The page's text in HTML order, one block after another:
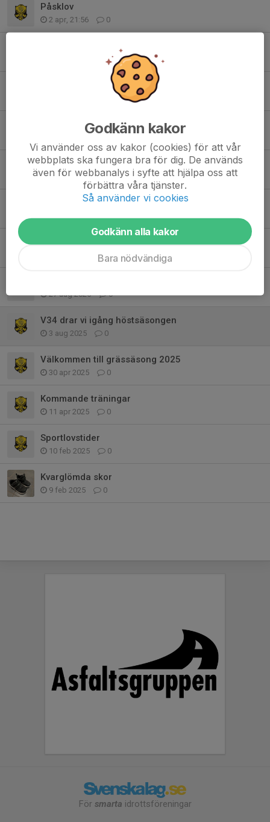
Påsklov
2 apr, 21:56 0
0
Sista träningen innan jullov
Kvarglömda skor
Nu kör vi igång med Bollek!
1 nov 2025 0
Dags för inomhussäsong!
0
27 aug 2025 0
V34 drar vi igång höstsäsongen
3 aug 2025 0
Välkommen till grässäsong 2025
30 apr 2025 0
Kommande träningar
11 apr 2025 0
Sportlovstider
10 feb 2025 0
Kvarglömda skor
9 feb 2025 0
För smarta idrottsföreningar
Godkänn kakor
Vi använder oss av kakor (cookies) för att vår
webbplats ska fungera bra för dig. De används
även för webbanalys i syfte att hjälpa oss att
förbättra våra tjänster.
Så använder vi cookies
Godkänn alla kakor
Bara nödvändiga